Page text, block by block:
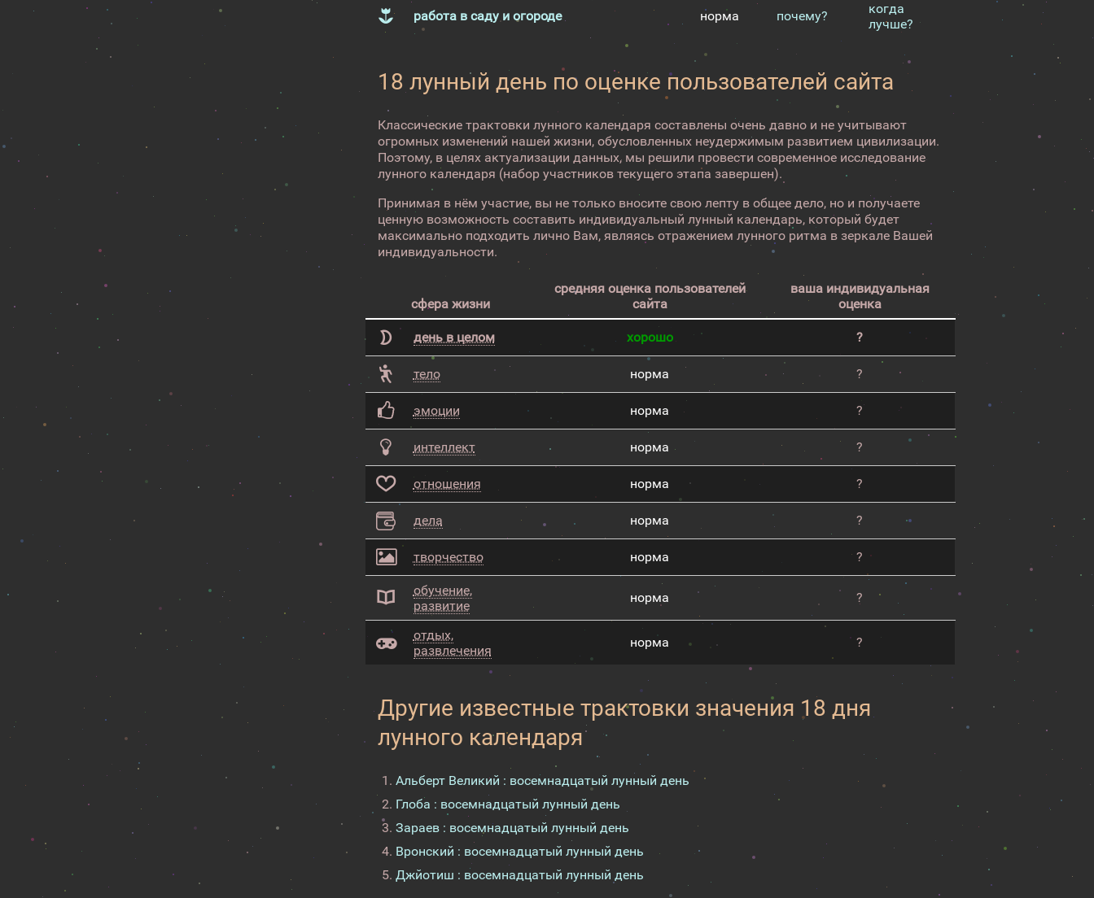
работа в саду и огороде норма почему?
когда
лучше?
18 лунный день по оценке пользователей сайта
Классические трактовки лунного календаря составлены очень давно и не учитывают
огромных изменений нашей жизни, обусловленных неудержимым развитием цивилизации.
Поэтому, в целях актуализации данных, мы решили провести современное исследование
лунного календаря (набор участников текущего этапа завершен).
Принимая в нём участие, вы не только вносите свою лепту в общее дело, но и получаете
ценную возможность составить индивидуальный лунный календарь, который будет
максимально подходить лично Вам, являясь отражением лунного ритма в зеркале Вашей
индивидуальности.
сфера жизни
средняя оценка пользователей
сайта
ваша индивидуальная
оценка
день в целом хорошо ?
тело норма ?
эмоции норма ?
интеллект норма ?
отношения норма ?
дела норма ?
творчество норма ?
обучение,
развитие
норма ?
отдых,
развлечения
норма ?
Другие известные трактовки значения 18 дня
лунного календаря
Альберт Великий : восемнадцатый лунный день
Глоба : восемнадцатый лунный день
Зараев : восемнадцатый лунный день
Вронский : восемнадцатый лунный день
Джйотиш : восемнадцатый лунный день